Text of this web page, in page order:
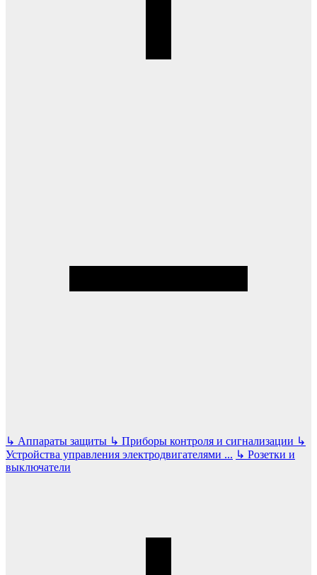
↳ Аппараты защиты ↳ Приборы контроля и сигнализации ↳
Устройства управления электродвигателями ... ↳ Розетки и
выключатели